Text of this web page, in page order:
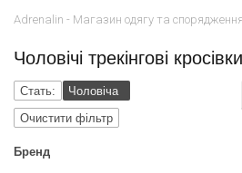
Adrenalin - Магазин одягу та
Чоловічі трекінгові кросівки
Стать:
Чоловіча
Очистити фільтр
Бренд